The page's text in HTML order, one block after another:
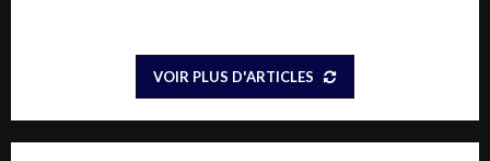
VOIR PLUS D'ARTICLES